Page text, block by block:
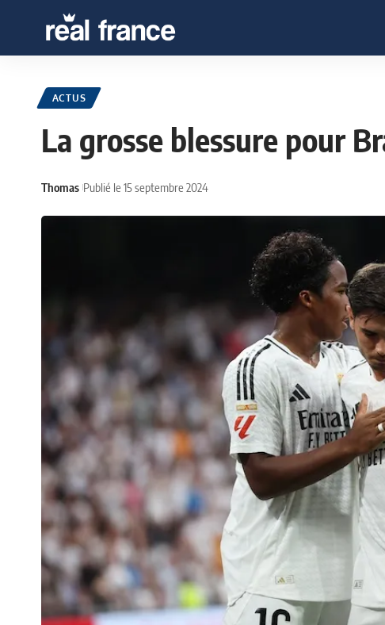
ACTUS
La grosse blessure pour
Thomas Publié le 15 septembre 2024